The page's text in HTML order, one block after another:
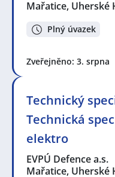
Mařatice, Uherské
Plný úvazek
Zveřejněno: 3. srpna
Technický
Technická
elektro
EVPÚ Defence a.s.
Mařatice, Uherské